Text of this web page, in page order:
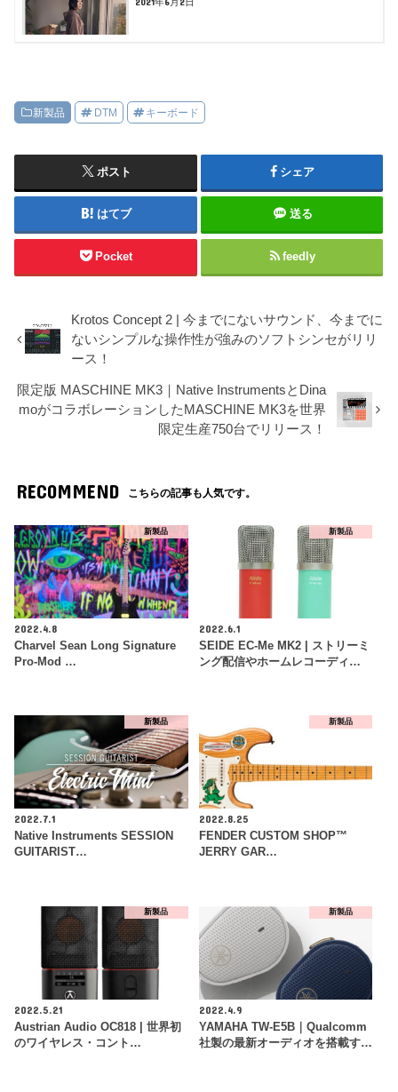
新製品 DTM キーボード
ポスト シェア
はてブ 送る
Pocket feedly
Krotos Concept 2 | 今までにないサウンド、今までに
ないシンプルな操作性が強みのソフトシンセがリリ
ース！
限定版 MASCHINE MK3｜Native InstrumentsとDina
moがコラボレーションしたMASCHINE MK3を世界
限定生産750台でリリース！
RECOMMEND こちらの記事も人気です。
新製品
2022.4.8
Charvel Sean Long Signature
Pro-Mod …
新製品
2022.6.1
SEIDE EC-Me MK2 | ストリーミ
ング配信やホームレコーディ…
新製品
2022.7.1
Native Instruments SESSION
GUITARIST…
新製品
2022.8.25
FENDER CUSTOM SHOP™
JERRY GAR…
新製品
2022.5.21
Austrian Audio OC818 | 世界初
のワイヤレス・コント…
新製品
2022.4.9
YAMAHA TW-E5B｜Qualcomm
社製の最新オーディオを搭載す…